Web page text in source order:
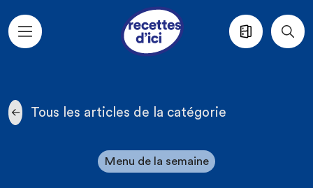
Aller au contenu principal
Tous les articles de la catégorie
Menu de la semaine